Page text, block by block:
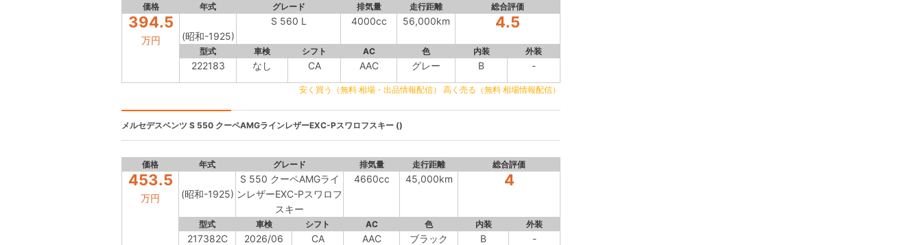
価格 年式 グレード 排気量 走行距離 総合評価
394.5
万円 (昭和-1925)
S 560 L 4000cc 56,000km 4.5
型式 車検 シフト AC 色 内装 外装
222183 なし CA AAC グレー B -
安く買う（無料 相場・出品情報配信） 高く売る（無料 相場情報配信）
メルセデスベンツ S 550 クーペAMGラインレザーEXC-Pスワロフスキー ()
価格 年式 グレード 排気量 走行距離 総合評価
453.5
万円 (昭和-1925)
S 550 クーペAMGライ
ンレザーEXC-Pスワロフ
スキー
4660cc 45,000km 4
型式 車検 シフト AC 色 内装 外装
217382C 2026/06 CA AAC ブラック B -